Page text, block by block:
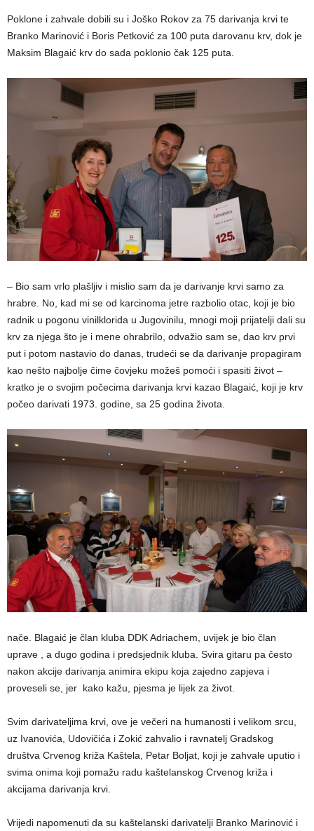
Poklone i zahvale dobili su i Joško Rokov za 75 darivanja krvi te
Branko Marinović i Boris Petković za 100 puta darovanu krv, dok je
Maksim Blagaić krv do sada poklonio čak 125 puta.
– Bio sam vrlo plašljiv i mislio sam da je darivanje krvi samo za
hrabre. No, kad mi se od karcinoma jetre razbolio otac, koji je bio
radnik u pogonu vinilklorida u Jugovinilu, mnogi moji prijatelji dali su
krv za njega što je i mene ohrabrilo, odvažio sam se, dao krv prvi
put i potom nastavio do danas, trudeći se da darivanje propagiram
kao nešto najbolje čime čovjeku možeš pomoći i spasiti život –
kratko je o svojim počecima darivanja krvi kazao Blagaić, koji je krv
počeo darivati 1973. godine, sa 25 godina života.
nače. Blagaić je član kluba DDK Adriachem, uvijek je bio član
uprave , a dugo godina i predsjednik kluba. Svira gitaru pa često
nakon akcije darivanja animira ekipu koja zajedno zapjeva i
proveseli se, jer kako kažu, pjesma je lijek za život.
Svim darivateljima krvi, ove je večeri na humanosti i velikom srcu,
uz Ivanovića, Udovičića i Zokić zahvalio i ravnatelj Gradskog
društva Crvenog križa Kaštela, Petar Boljat, koji je zahvale uputio i
svima onima koji pomažu radu kaštelanskog Crvenog križa i
akcijama darivanja krvi.
Vrijedi napomenuti da su kaštelanski darivatelji Branko Marinović i